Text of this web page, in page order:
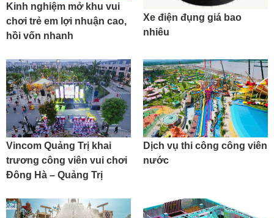
Kinh nghiệm mở khu vui
chơi trẻ em lợi nhuận cao,
hồi vốn nhanh
Xe điện đụng giá bao
nhiêu
Vincom Quảng Trị khai
trương công viên vui chơi
Đông Hà – Quảng Trị
Dịch vụ thi công công viên
nước